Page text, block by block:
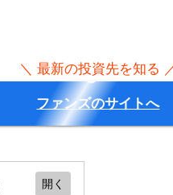
＼ 最新の投資先を知る
ファンズのサイトへ